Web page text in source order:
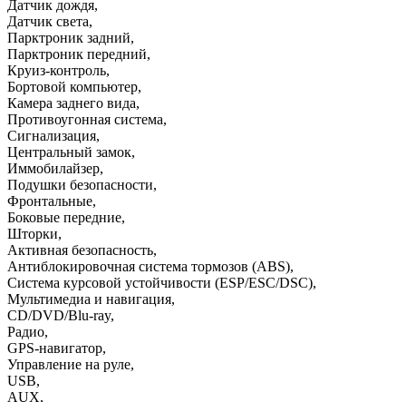
Датчик дождя,
Датчик света,
Парктроник задний,
Парктроник передний,
Круиз-контроль,
Бортовой компьютер,
Камера заднего вида,
Противоугонная система,
Сигнализация,
Центральный замок,
Иммобилайзер,
Подушки безопасности,
Фронтальные,
Боковые передние,
Шторки,
Активная безопасность,
Антиблокировочная система тормозов (ABS),
Система курсовой устойчивости (ESP/ESC/DSC),
Мультимедиа и навигация,
CD/DVD/Blu-ray,
Радио,
GPS-навигатор,
Управление на руле,
USB,
AUX,